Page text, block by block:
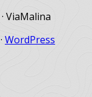
ViaMalina
· WordPress